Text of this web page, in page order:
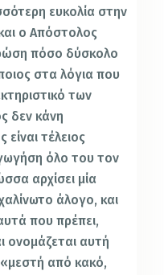
ευκολία στην
ο Απόστολος
πόσο δύσκολο
στα λόγια που
των
δεν κάνη
τέλειος
όλο του τον
αρχίσει μία
άλογο, και
που πρέπει,
ονομάζεται αυτή
από κακό,